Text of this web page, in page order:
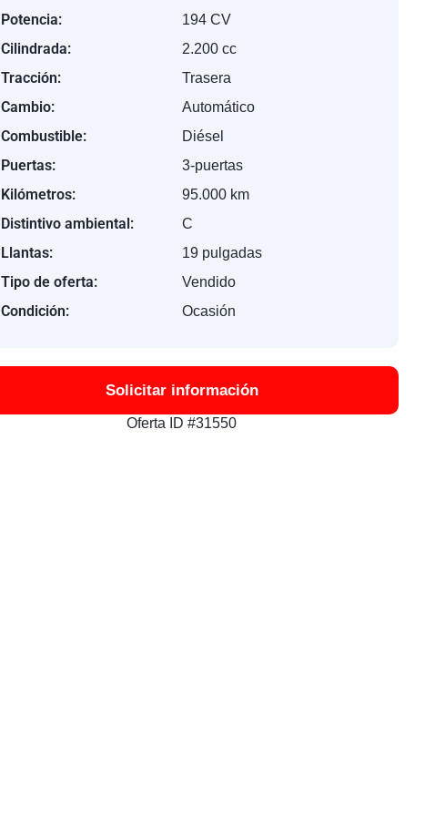
Potencia: 194 CV
Cilindrada: 2.200 cc
Tracción: Trasera
Cambio: Automático
Combustible: Diésel
Puertas: 3-puertas
Kilómetros: 95.000 km
Distintivo ambiental: C
Llantas: 19 pulgadas
Tipo de oferta: Vendido
Condición: Ocasión
Solicitar información
Oferta ID #31550